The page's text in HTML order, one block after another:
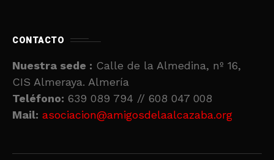
CONTACTO
Nuestra sede : Calle de la Almedina, nº 16,
CIS Almeraya. Almería
Teléfono: 639 089 794 // 608 047 008
Mail: asociacion@amigosdelaalcazaba.org